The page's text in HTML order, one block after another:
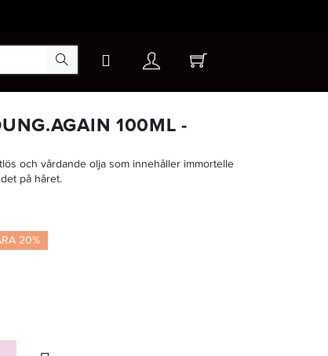
100ML -
och vårdande olja som innehåller immortelle
på håret.
20%